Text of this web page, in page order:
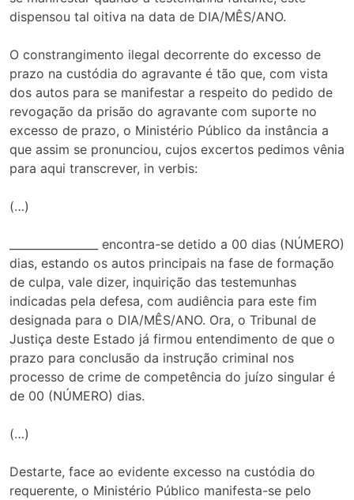
dispensou tal oitiva na data de DIA/MÊS/ANO.
O constrangimento ilegal decorrente do excesso de
prazo na custódia do agravante é tão que, com vista
dos autos para se manifestar a respeito do pedido de
revogação da prisão do agravante com suporte no
excesso de prazo, o Ministério Público da instância a
que assim se pronunciou, cujos excertos pedimos vênia
para aqui transcrever, in verbis:
(…)
________________ encontra-se detido a 00 dias (NÚMERO)
dias, estando os autos principais na fase de formação
de culpa, vale dizer, inquirição das testemunhas
indicadas pela defesa, com audiência para este fim
designada para o DIA/MÊS/ANO. Ora, o Tribunal de
Justiça deste Estado já firmou entendimento de que o
prazo para conclusão da instrução criminal nos
processo de crime de competência do juízo singular é
de 00 (NÚMERO) dias.
(…)
Destarte, face ao evidente excesso na custódia do
requerente, o Ministério Público manifesta-se pelo